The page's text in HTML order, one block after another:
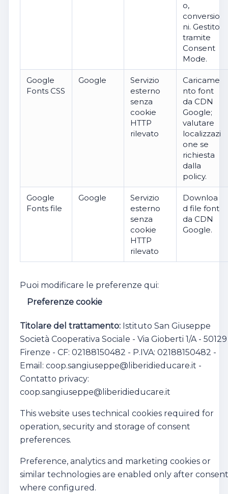
o,
conversio
ni. Gestito
tramite
Consent
Mode.
Google
Fonts CSS
Google
Servizio
esterno
senza
cookie
HTTP
rilevato
Caricame
nto font
da CDN
Google;
valutare
localizzazi
one se
richiesta
dalla
policy.
Google
Fonts file
Google
Servizio
esterno
senza
cookie
HTTP
rilevato
Downloa
d file font
da CDN
Google.
Puoi modificare le preferenze qui:
Preferenze cookie
Titolare del trattamento: Istituto San Giuseppe
Società Cooperativa Sociale - Via Gioberti 1/A - 50129
Firenze - CF: 02188150482 - P.IVA: 02188150482 -
Email: coop.sangiuseppe@liberidieducare.it -
Contatto privacy:
coop.sangiuseppe@liberidieducare.it
This website uses technical cookies required for
operation, security and storage of consent
preferences.
Preference, analytics and marketing cookies or
similar technologies are enabled only after
where configured.